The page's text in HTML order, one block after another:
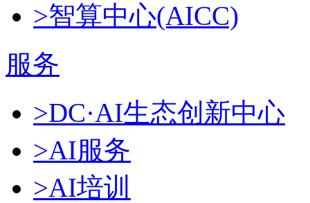
>智算中心(AICC)
服务
>DC·AI生态创新中心
>AI服务
>AI培训